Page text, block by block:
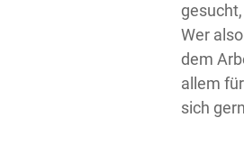
Wer
dem
allem
sich